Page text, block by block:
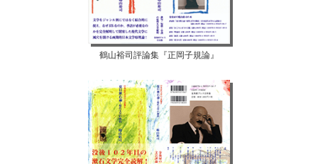
鶴山裕司評論集『正岡子規論』